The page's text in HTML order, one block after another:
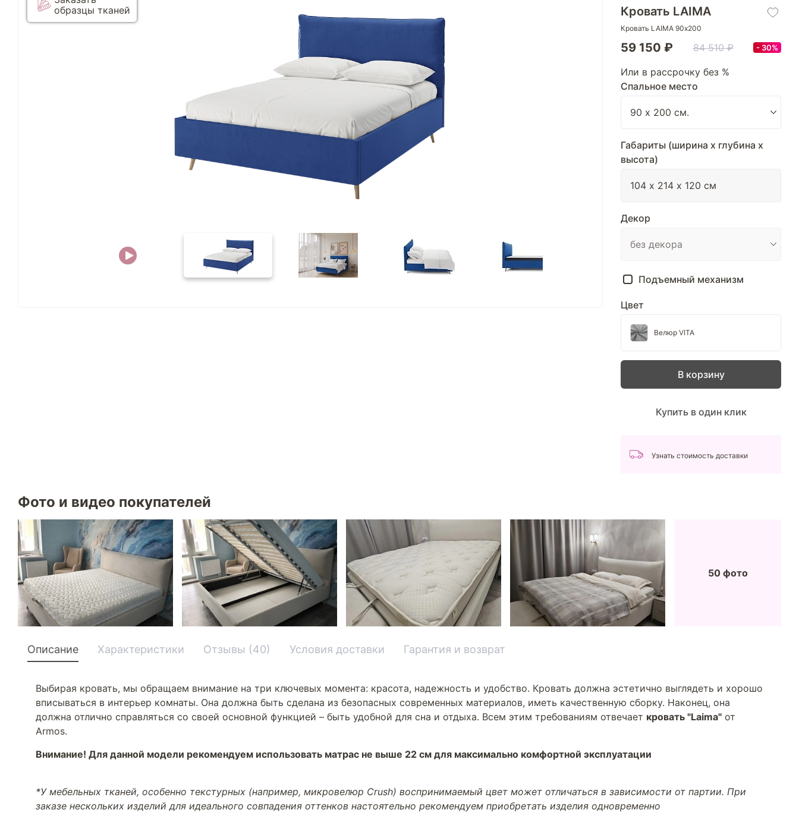
образцы тканей
Кровать LAIMA
Кровать LAIMA 90х200
59 150 ₽ 84 510 ₽ 30%
Или в рассрочку без %
Спальное место
Габариты (ширина х глубина х
высота)
Декор
Подъемный механизм
Цвет
Велюр VITA
В корзину
Купить в один клик
Узнать стоимость доставки
Фото и видео покупателей
50 фото
Описание Характеристики Отзывы (40) Условия доставки Гарантия и возврат
Выбирая кровать, мы обращаем внимание на три ключевых момента: красота, надежность и удобство. Кровать должна эстетично выглядеть и хорошо
вписываться в интерьер комнаты. Она должна быть сделана из безопасных современных материалов, иметь качественную сборку. Наконец, она
должна отлично справляться со своей основной функцией – быть удобной для сна и отдыха. Всем этим требованиям отвечает кровать "Laima" от
Armos.
Внимание! Для данной модели рекомендуем использовать матрас не выше 22 см для максимально комфортной эксплуатации
*У мебельных тканей, особенно текстурных (например, микровелюр Crush) воспринимаемый цвет может отличаться в зависимости от партии. При
заказе нескольких изделий для идеального совпадения оттенков настоятельно рекомендуем приобретать изделия одновременно